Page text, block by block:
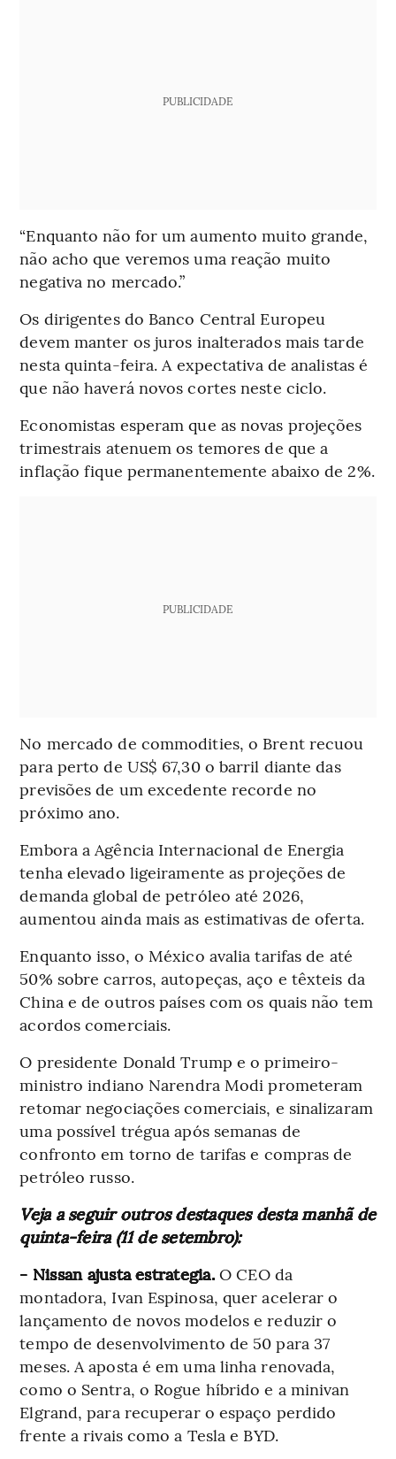
PUBLICIDADE
“Enquanto não for um aumento muito grande,
não acho que veremos uma reação muito
negativa no mercado.”
Os dirigentes do Banco Central Europeu
devem manter os juros inalterados mais tarde
nesta quinta-feira. A expectativa de analistas é
que não haverá novos cortes neste ciclo.
Economistas esperam que as novas projeções
trimestrais atenuem os temores de que a
inflação fique permanentemente abaixo de 2%.
PUBLICIDADE
No mercado de commodities, o Brent recuou
para perto de US$ 67,30 o barril diante das
previsões de um excedente recorde no
próximo ano.
Embora a Agência Internacional de Energia
tenha elevado ligeiramente as projeções de
demanda global de petróleo até 2026,
aumentou ainda mais as estimativas de oferta.
Enquanto isso, o México avalia tarifas de até
50% sobre carros, autopeças, aço e têxteis da
China e de outros países com os quais não tem
acordos comerciais.
O presidente Donald Trump e o primeiro-
ministro indiano Narendra Modi prometeram
retomar negociações comerciais, e sinalizaram
uma possível trégua após semanas de
confronto em torno de tarifas e compras de
petróleo russo.
Veja a seguir outros destaques desta manhã de
quinta-feira (11 de setembro):
- Nissan ajusta estrategia.O CEO da
montadora, Ivan Espinosa, quer acelerar o
lançamento de novos modelos e reduzir o
tempo de desenvolvimento de 50 para 37
meses. A aposta é em uma linha renovada,
como o Sentra, o Rogue híbrido e a minivan
Elgrand, para recuperar o espaço perdido
frente a rivais como a Tesla e BYD.